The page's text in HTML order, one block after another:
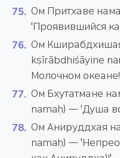
Ом Притхаве
'Проявившийся
Ом
kṣīrābdhiśāyine
Молочном
Ом Бхутатмане
namaḥ) — 'Душа
Ом Анируддхая
namaḥ) —